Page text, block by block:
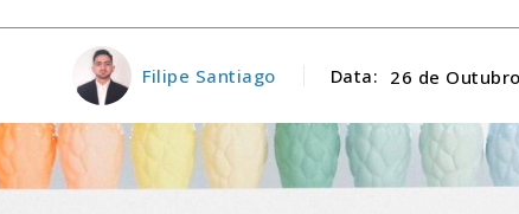
Filipe Santiago Data: 26 de